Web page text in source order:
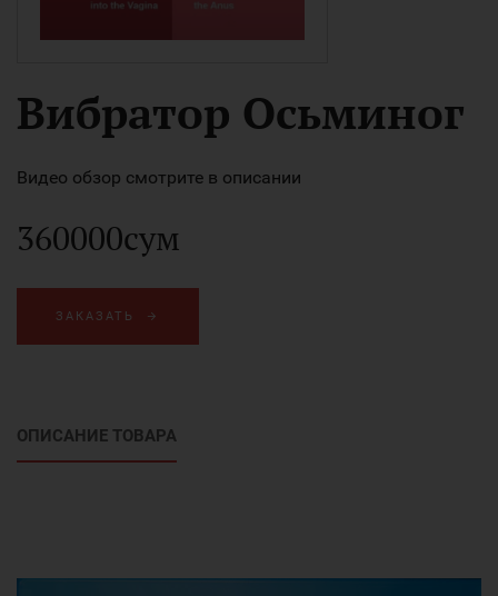
Вибратор Осьминог
Видео обзор смотрите в описании
360000сум
ЗАКАЗАТЬ
ОПИСАНИЕ ТОВАРА